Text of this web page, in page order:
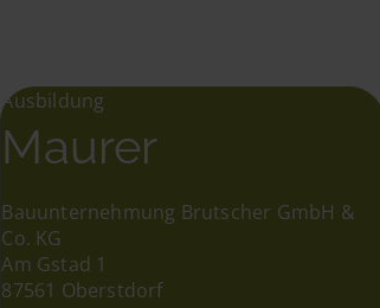
Ausbildung
Maurer
Bauunternehmung Brutscher GmbH &
Co. KG
Am Gstad 1
87561 Oberstdorf